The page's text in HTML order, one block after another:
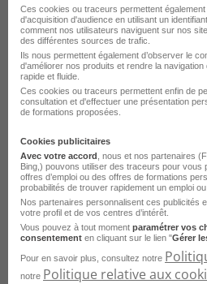
Emploi Technico-commercial
Emploi Chargé d'affaires Pau
Emploi Animateur commercial
Emploi Chargé de la relation
Emploi Assistant commercial Pau
Emploi Technico-commercial
Emploi Agent commercial Pau
Consultez les offres
métierCourtier
Emploi Courtier Paris
Emploi Courtier Toulouse
Emploi Courtier Lyon
Ces cookies ou traceurs permettent
d'acquisition d'audience en utilisant un
comment nos utilisateurs naviguent sur nos
des différentes sources de trafic.
Ils nous permettent également d’observer le
d'améliorer nos produits et rendre la
rapide et fluide.
Ces cookies ou traceurs permettent enfin de
consultation et d'effectuer une présentation
de formations proposées.
Cookies publicitaires
Avec votre accord , nous et nos partenaires
Bing,) pouvons utiliser des traceurs pour vous
offres d’emploi ou des offres de formations
probabilités de trouver rapidement un emploi ou
Nos partenaires personnalisent ces publicités
votre profil et de vos centres d’intérêt.
Vous pouvez à tout moment paramétrer vos
consentement en cliquant sur le lien "Gérer
Pour en savoir plus, consultez notre
notre Politique relative aux